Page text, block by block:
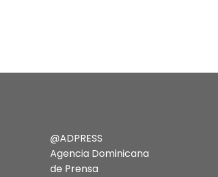
@ADPRESS
Agencia Dominicana
de Prensa